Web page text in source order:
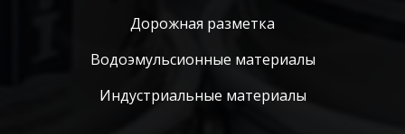
Дорожная разметка
Водоэмульсионные материалы
Индустриальные материалы